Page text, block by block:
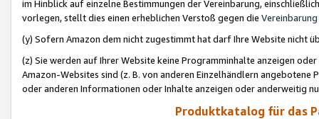
im Hinblick auf einzelne Bestimmungen der Vereinbarung,
vorlegen, stellt dies einen erheblichen Verstoß gegen die Vereinbarung
(y) Sofern Amazon dem nicht zugestimmt hat darf Ihre Website nicht
(z) Sie werden auf Ihrer Website keine Programminhalte anzeigen
Amazon-Websites sind (z. B. von anderen Einzelhändlern
oder anderen Informationen oder Inhalte anzeigen oder anderweitig
Produktkatalog für das